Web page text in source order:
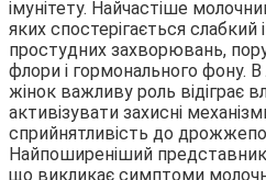
імунітету. Найчастіше
яких спостерігається слабкий
простудних захворювань,
флори і гормонального фону. В
жінок важливу роль відіграє
активізувати захисні
сприйнятливість до
Найпоширеніший
що викликає симптоми